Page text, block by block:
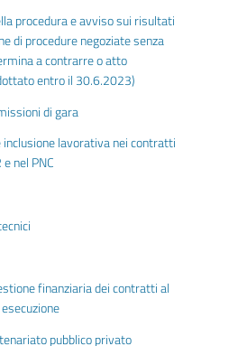
procedura e avviso sui risultati
di procedure negoziate senza
a contrarre o atto
entro il 30.6.2023)
di gara
lavorativa nei contratti
nel PNC
finanziaria dei contratti al
pubblico privato